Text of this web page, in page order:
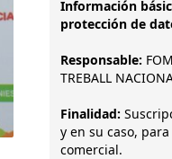
Información
protección de
Responsable:
TREBALL
Finalidad:
y en su caso,
comercial.